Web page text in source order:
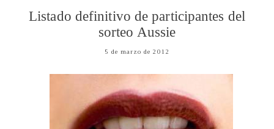
Listado definitivo de participantes del
sorteo Aussie
5 de marzo de 2012